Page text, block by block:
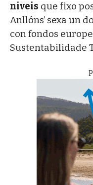
niveis que fixo
Anllóns’ sexa un
con fondos
Sustentabilidade